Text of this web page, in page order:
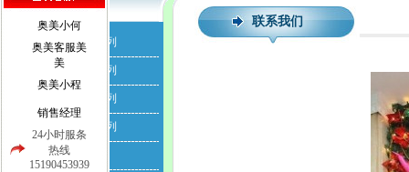
奥美小何
奥美客服美
美
奥美小程
销售经理
24小时服条
热线
15190453939
产品展示
水上步行球系列
水上滚筒球系列
草地悠波球系列
充气游泳池系列
彩虹拱门系列
联系我们